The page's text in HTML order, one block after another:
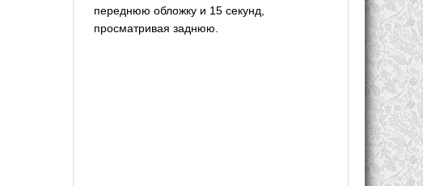
переднюю обложку и 15 секунд,
просматривая заднюю.